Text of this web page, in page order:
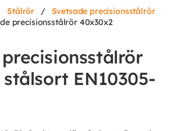
Stålrör /
Svetsade precisionsstålrör
precisionsstålrör 40x30x2
EN10305-